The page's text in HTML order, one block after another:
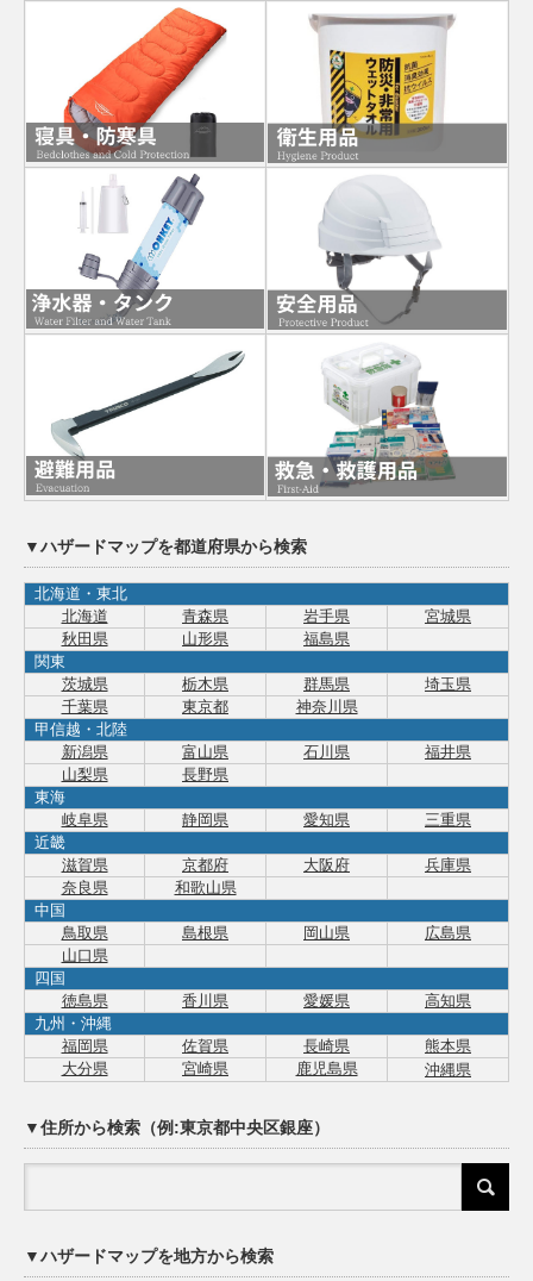
▼ハザードマップを都道府県から検索
北海道・東北
北海道
青森県 岩手県
宮城県
秋田県
山形県
福島県
関東
茨城県
栃木県 群馬県
埼玉県
千葉県
東京都
神奈川県
甲信越・北陸
新潟県
富山県 石川県
福井県
山梨県
長野県
東海
岐阜県
静岡県 愛知県
三重県
近畿
滋賀県
京都府 大阪府
兵庫県
奈良県
和歌山県
中国
鳥取県
島根県 岡山県
広島県
山口県
四国
徳島県
香川県 愛媛県
高知県
九州・沖縄
福岡県
佐賀県 長崎県
熊本県
大分県
宮崎県 鹿児島県 沖縄県
▼住所から検索（例:東京都中央区銀座）
▼ハザードマップを地方から検索